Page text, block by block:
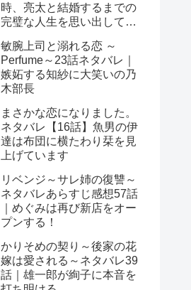
時、亮太と結婚するまでの
完璧な人生を思い出して…
敏腕上司と溺れる恋 ～
Perfume～23話ネタバレ｜
嫉妬する知紗に大笑いの乃
木部長
まさかな恋になりました。
ネタバレ【16話】魚男の伊
達は布団に横たわり栞を見
上げています
リベンジ～サレ姉の復讐～
ネタバレあらすじ感想57話
｜めぐみは再び新店をオー
プンする！
かりそめの契り～後家の花
嫁は愛される～ネタバレ39
話｜雄一郎が絢子に本音を